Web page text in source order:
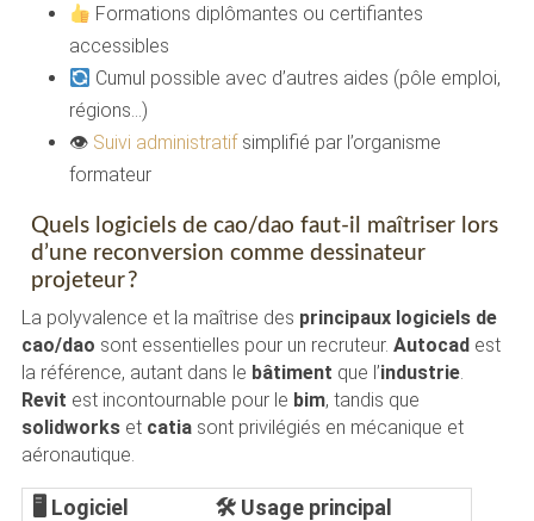
Formations diplômantes ou certifiantes
accessibles
Cumul possible avec d’autres aides (pôle emploi,
régions…)
👁 Suivi administratifsimplifié par l’organisme
formateur
Quels logiciels de cao/dao faut-il maîtriser lors
d’une reconversion comme dessinateur
projeteur ?
La polyvalence et la maîtrise des principaux logiciels de
cao/dao sont essentielles pour un recruteur. Autocad est
la référence, autant dans le bâtiment que l’industrie.
Revit est incontournable pour le bim, tandis que
solidworkset catiasont privilégiés en mécanique et
aéronautique.
🖥 Logiciel 🛠 Usage principal